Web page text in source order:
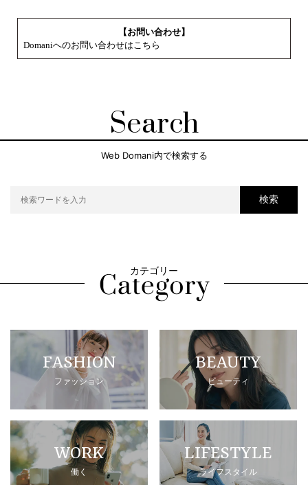
【お問い合わせ】
Domaniへのお問い合わせはこちら
Search
Web Domani内で検索する
検索
カテゴリー
FASHION
ファッション
BEAUTY
ビューティ
WORK
働く
LIFESTYLE
ライフスタイル